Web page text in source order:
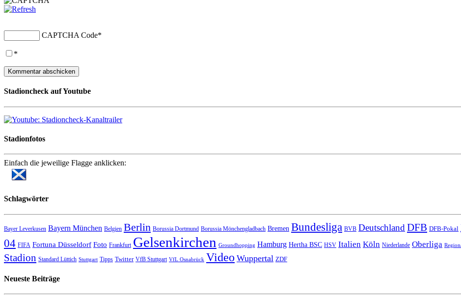
CAPTCHA Code*
*
Stadioncheck auf Youtube
Stadionfotos
Einfach die jeweilige Flagge anklicken:
Schlagwörter
Bayer Leverkusen Bayern München Belgien Berlin Borussia Dortmund Borussia Mönchengladbach Bremen Bundesliga BVB Deutschland DFB DFB-Pokal
04 FIFA Fortuna Düsseldorf Foto Frankfurt Gelsenkirchen Groundhopping Hamburg Hertha BSC HSV Italien Köln Niederlande Oberliga
Stadion Standard Lüttich Stuttgart Tipps Twitter VfB Stuttgart VfL Osnabrück Video Wuppertal ZDF
Neueste Beiträge